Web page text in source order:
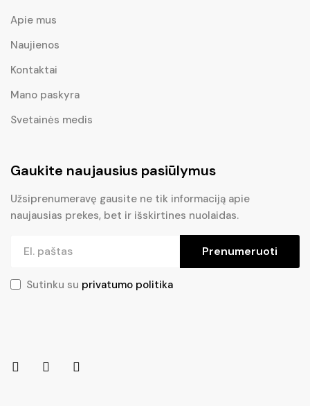
Apie mus
Naujienos
Kontaktai
Mano paskyra
Svetainės medis
Gaukite naujausius pasiūlymus
Užsiprenumeravę gausite ne tik informaciją apie
naujausias prekes, bet ir išskirtines nuolaidas.
Prenumeruoti
Sutinku su privatumo politika